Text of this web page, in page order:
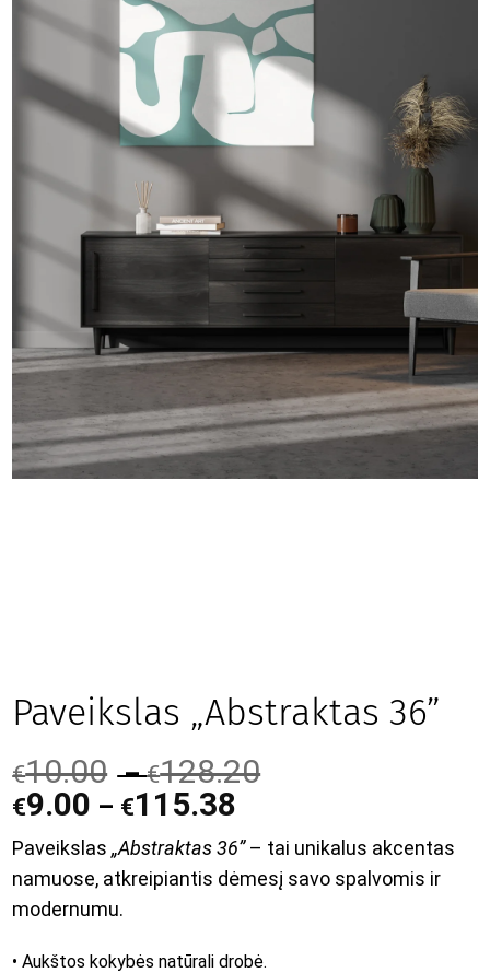
Paveikslas „Abstraktas 36”
€10.00 –€128.20
€9.00 – €115.38
Paveikslas„Abstraktas 36”– tai unikalus akcentas
namuose, atkreipiantis dėmesį savo spalvomis ir
modernumu.
• Aukštos kokybės natūrali drobė.